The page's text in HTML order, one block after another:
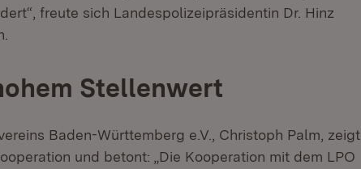
freute sich Landespolizeipräsidentin Dr. Hinz
Stellenwert
Baden-Württemberg e.V., Christoph Palm, zeigt
und betont: „Die Kooperation mit dem LPO